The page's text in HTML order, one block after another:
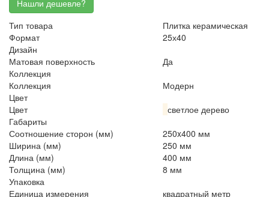
Тип товара
Плитка керамическая
Формат
25х40
Дизайн
Матовая поверхность
Да
Коллекция
Коллекция
Модерн
Цвет
Цвет
светлое дерево
Габариты
Соотношение сторон (мм)
250x400 мм
Ширина (мм)
250 мм
Длина (мм)
400 мм
Толщина (мм)
8 мм
Упаковка
Единица измерения
квадратный метр